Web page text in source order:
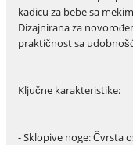
kadicu za bebe sa
Dizajnirana za
praktičnost sa
Ključne karakteristike:
- Sklopive noge: Čvrsta